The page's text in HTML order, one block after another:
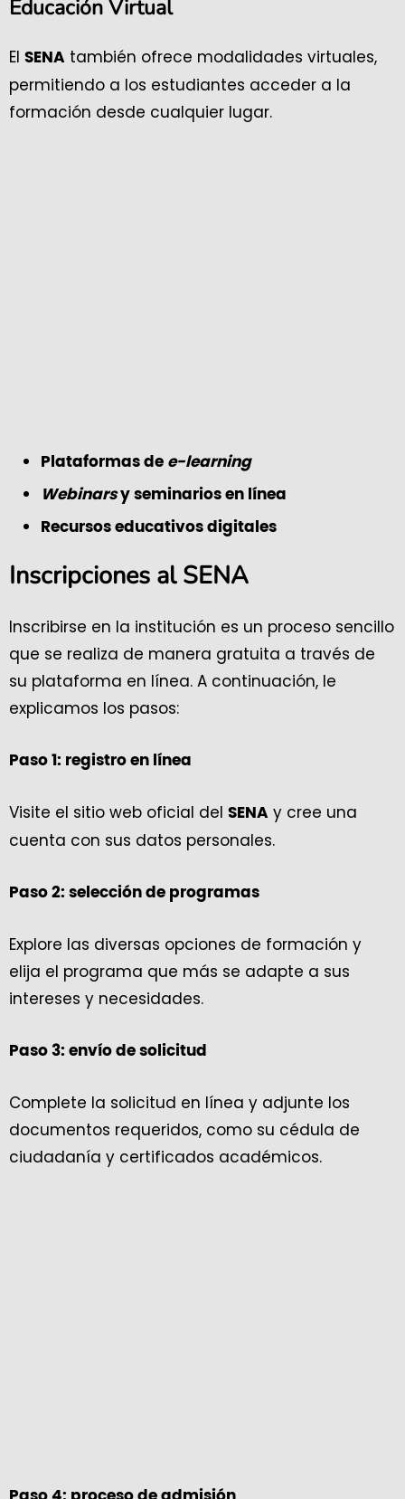
Educación Virtual
El SENA también ofrece modalidades virtuales,
permitiendo a los estudiantes acceder a la
formación desde cualquier lugar.
Plataformas de e-learning
Webinarsy seminarios en línea
Recursos educativos digitales
Inscripciones al SENA
Inscribirse en la institución es un proceso sencillo
que se realiza de manera gratuita a través de
su plataforma en línea. A continuación, le
explicamos los pasos:
Paso 1: registro en línea
Visite el sitio web oficial del SENA y cree una
cuenta con sus datos personales.
Paso 2: selección de programas
Explore las diversas opciones de formación y
elija el programa que más se adapte a sus
intereses y necesidades.
Paso 3: envío de solicitud
Complete la solicitud en línea y adjunte los
documentos requeridos, como su cédula de
ciudadanía y certificados académicos.
Paso 4: proceso de admisión